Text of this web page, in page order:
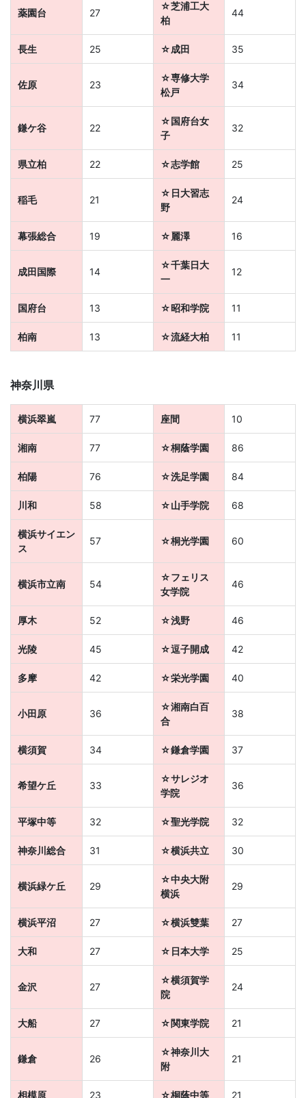
Ｚ
会
グ
ル
ー
プ
の
サ
ー
ビ
を
ご
紹
介
い
た
し
ま
す。
薬園台 27
☆芝浦工大
柏
44
長生 25 ☆成田 35
佐原 23
☆専修大学
松戸
34
鎌ケ谷 22
☆国府台女
子
32
県立柏 22 ☆志学館 25
稲毛 21
☆日大習志
野
24
幕張総合 19 ☆麗澤 16
成田国際 14
☆千葉日大
一
12
国府台 13 ☆昭和学院 11
柏南 13 ☆流経大柏 11
神奈川県
横浜翠嵐 77 座間 10
湘南 77 ☆桐蔭学園 86
柏陽 76 ☆洗足学園 84
川和 58 ☆山手学院 68
横浜サイエン
ス
57 ☆桐光学園 60
横浜市立南 54
☆フェリス
女学院
46
厚木 52 ☆浅野 46
光陵 45 ☆逗子開成 42
多摩 42 ☆栄光学園 40
小田原 36
☆湘南白百
合
38
横須賀 34 ☆鎌倉学園 37
希望ケ丘 33
☆サレジオ
学院
36
平塚中等 32 ☆聖光学院 32
神奈川総合 31 ☆横浜共立 30
横浜緑ケ丘 29
☆中央大附
横浜
29
横浜平沼 27 ☆横浜雙葉 27
大和 27 ☆日本大学 25
金沢 27
☆横須賀学
院
24
大船 27 ☆関東学院 21
鎌倉 26
☆神奈川大
附
21
相模原 23 ☆桐蔭中等 21